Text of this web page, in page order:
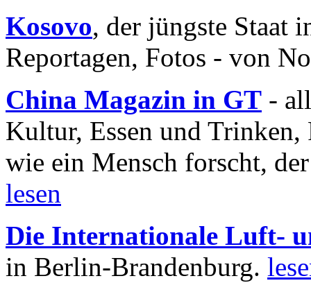
Kosovo, der jüngste Staat
Reportagen, Fotos - von
China Magazin in GT -
Kultur, Essen und
wie ein Mensch forscht,
lesen
Die Internationale Luft-
in Berlin-Brandenburg.